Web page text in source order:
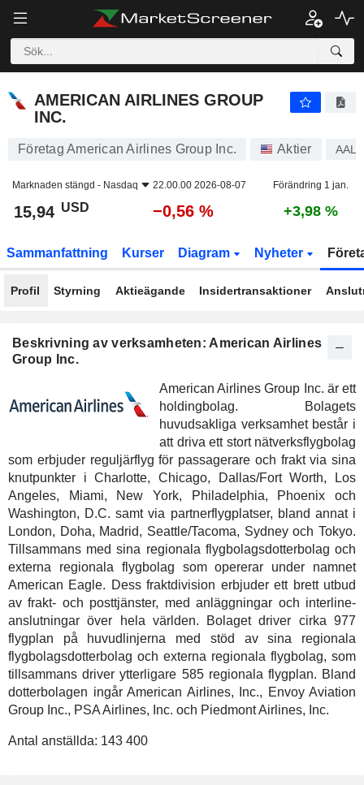
AMERICAN AIRLINES GROUP
INC.
Företag American Airlines Group Inc. Aktier AAL
Marknaden stängd - Nasdaq 22.00.00 2026-08-07 Förändring 1 jan.
15,94 USD −0,56 % +3,98 %
Sammanfattning Kurser Diagram Nyheter
Profil Styrning Aktieägande Insidertransaktioner
Beskrivning av verksamheten: American Airlines
Group Inc.
American Airlines Group Inc. är ett
holdingbolag. Bolagets
huvudsakliga verksamhet består i
att driva ett stort nätverksflygbolag
som erbjuder reguljärflyg för passagerare och frakt via sina
knutpunkter i Charlotte, Chicago, Dallas/Fort Worth, Los
Angeles, Miami, New York, Philadelphia, Phoenix och
Washington, D.C. samt via partnerflygplatser, bland annat i
London, Doha, Madrid, Seattle/Tacoma, Sydney och Tokyo.
Tillsammans med sina regionala flygbolagsdotterbolag och
externa regionala flygbolag som opererar under namnet
American Eagle. Dess fraktdivision erbjuder ett brett utbud
av frakt- och posttjänster, med anläggningar och interline-
anslutningar över hela världen. Bolaget driver cirka 977
flygplan på huvudlinjerna med stöd av sina regionala
flygbolagsdotterbolag och externa regionala flygbolag, som
tillsammans driver ytterligare 585 regionala flygplan. Bland
dotterbolagen ingår American Airlines, Inc., Envoy Aviation
Group Inc., PSA Airlines, Inc. och Piedmont Airlines, Inc.
Antal anställda: 143 400